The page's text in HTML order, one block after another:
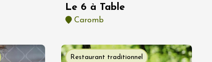
Le 6 à Table
Caromb
Restaurant traditionnel